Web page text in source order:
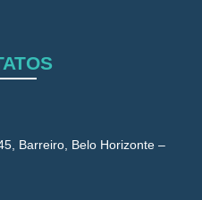
Barreiro, Belo Horizonte –